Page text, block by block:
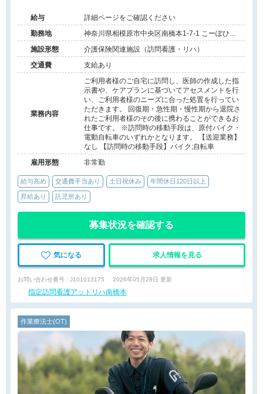
給与
詳細ページをご確認ください
勤務地
神奈川県相模原市中央区南橋本1-7-1 こーぽひろ
みつ101号
施設形態
介護保険関連施設（訪問看護・リハ）
交通費
支給あり
業務内容
ご利用者様のご自宅に訪問し、医師の作成した指
示書や、ケアプランに基づいてアセスメントを行
い、ご利用者様のニーズに合った処置を行ってい
ただきます。 回復期・急性期・慢性期から退院さ
れたご利用者様のその後に携わることができるお
仕事です。 ※訪問時の移動手段は、原付バイク・
電動自転車のいずれかとなります。 【送迎業務】
なし 【訪問時の移動手段】バイク;自転車
雇用形態
非常勤
給与高め 交通費手当あり 土日祝休み 年間休日120日以上
昇給あり 託児所あり
募集状況を確認する
気になる 求人情報を見る
お問い合わせ番号 : J101013175 2026年05月28日 更新
指定訪問看護アットリハ南橋本
作業療法士(OT)